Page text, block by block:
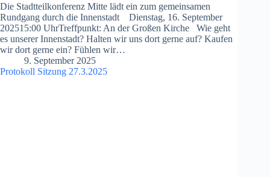
Die Stadtteilkonferenz Mitte lädt ein zum gemeinsamen
Rundgang durch die Innenstadt Dienstag, 16. September
202515:00 UhrTreffpunkt: An der Großen Kirche Wie geht
es unserer Innenstadt? Halten wir uns dort gerne auf? Kaufen
wir dort gerne ein? Fühlen wir…
9. September 2025
Protokoll Sitzung 27.3.2025